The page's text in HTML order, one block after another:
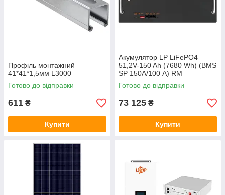
Профіль монтажний
41*41*1,5мм L3000
Готово до відправки
611 ₴
Купити
Акумулятор LP LiFePO4
51,2V-150 Ah (7680 Wh) (BMS
SP 150A/100 А) RM
RS485/CAN LCD BL
Готово до відправки
73 125 ₴
Купити